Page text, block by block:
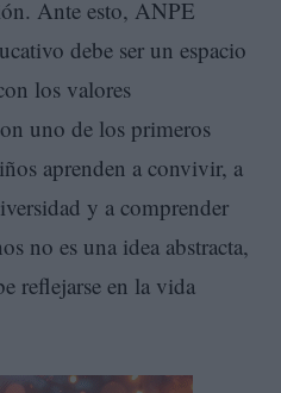
Ante esto, ANPE
debe ser un espacio
los valores
uno de los primeros
aprenden a convivir, a
y a comprender
no es una idea abstracta,
reflejarse en la vida